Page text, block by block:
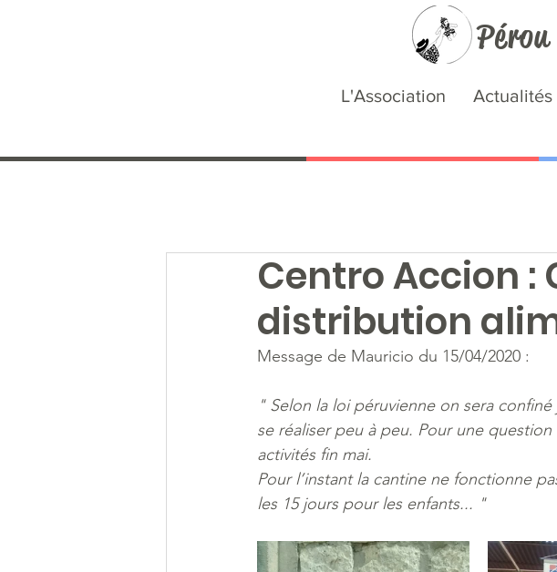
L'Association Actualités
Centro Accion :
distribution
Message de Mauricio du 15/04/2020 :
" Selon la loi péruvienne on sera
se réaliser peu à peu. Pour une
activités fin mai.
Pour l’instant la cantine ne fonctionne
les 15 jours pour les enfants... "